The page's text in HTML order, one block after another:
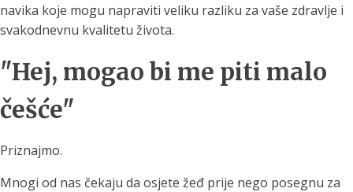
navika koje mogu napraviti veliku razliku za vaše zdravlje i
svakodnevnu kvalitetu života.
"Hej, mogao bi me piti malo
češće"
Priznajmo.
Mnogi od nas čekaju da osjete žeđ prije nego posegnu za